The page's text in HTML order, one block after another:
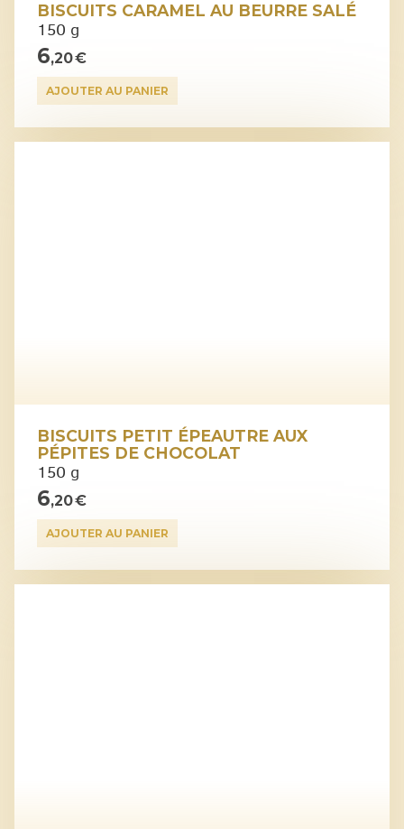
BISCUITS CARAMEL AU BEURRE SALÉ
150 g
6,20 €
AJOUTER AU PANIER
BISCUITS PETIT ÉPEAUTRE AUX
PÉPITES DE CHOCOLAT
150 g
6,20 €
AJOUTER AU PANIER